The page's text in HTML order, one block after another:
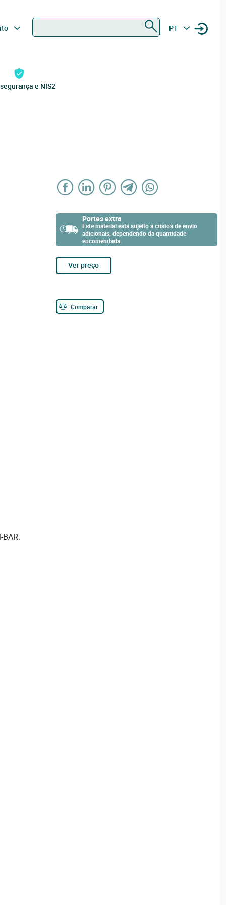
PT
e NIS2
Portes extra
Este material está sujeito a custos de envio
adicionais, dependendo da quantidade
encomendada.
Ver preço
Comparar